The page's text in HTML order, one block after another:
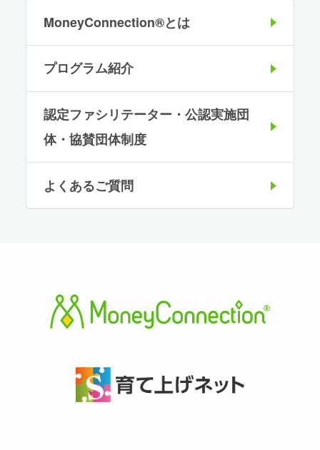
MoneyConnection®とは
プログラム紹介
認定ファシリテーター・公認実施団
体・協賛団体制度
よくあるご質問